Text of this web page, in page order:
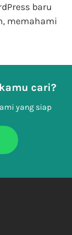
baru
memahami
cari?
yang siap